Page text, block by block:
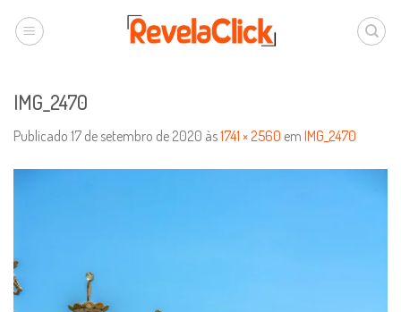
IMG_2470
Publicado 17 de setembro de 2020 às1741 × 2560 em IMG_2470